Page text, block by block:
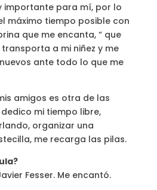
importante para mí, por lo
máximo tiempo posible con
que me encanta, “ que
a mi niñez y me
ante todo lo que me
amigos es otra de las
mi tiempo libre,
organizar una
me recarga las pilas.
Fesser. Me encantó.